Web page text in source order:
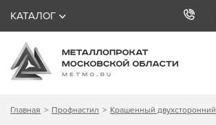
КАТАЛОГ
Главная Профнастил Крашенный двухсторонний